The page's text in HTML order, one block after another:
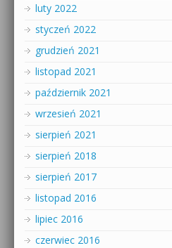
luty 2022
styczeń 2022
grudzień 2021
listopad 2021
październik 2021
wrzesień 2021
sierpień 2021
sierpień 2018
sierpień 2017
listopad 2016
lipiec 2016
czerwiec 2016